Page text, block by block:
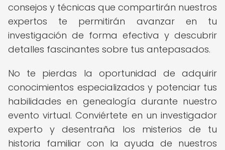
consejos y técnicas que compartirán nuestros
expertos te permitirán avanzar en tu
investigación de forma efectiva y descubrir
detalles fascinantes sobre tus antepasados.
No te pierdas la oportunidad de adquirir
conocimientos especializados y potenciar tus
habilidades en genealogía durante nuestro
evento virtual. Conviértete en un investigador
experto y desentraña los misterios de tu
historia familiar con la ayuda de nuestros